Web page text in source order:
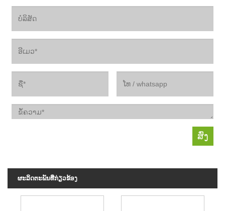
ຜະ​ລິດ​ຕະ​ພັນ​ທີ່​ກ່ຽວ​ຂ້ອງ